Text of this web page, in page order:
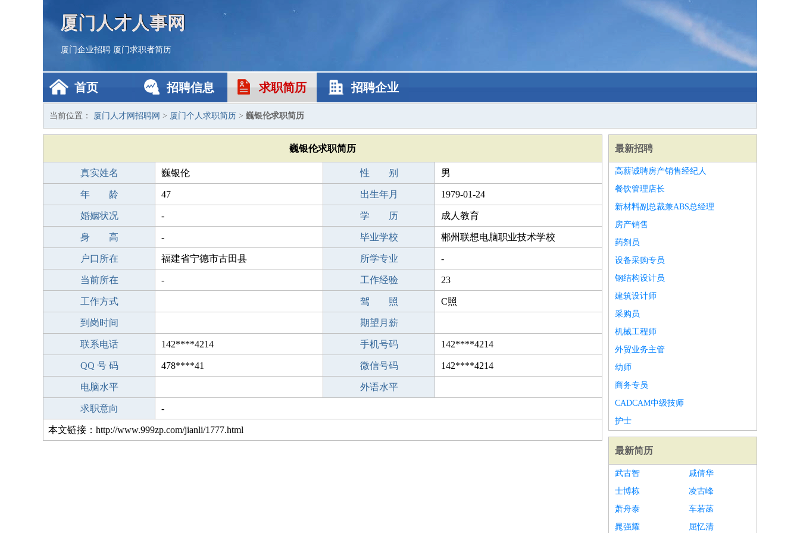
厦门人才人事网
厦门企业招聘 厦门求职者简历
首页 招聘信息 求职简历 招聘企业
当前位置： 厦门人才网招聘网 > 厦门个人求职简历 > 巍银伦求职简历
巍银伦求职简历
真实姓名 巍银伦 性 别 男
年 龄 47 出生年月 1979-01-24
婚姻状况 - 学 历 成人教育
身 高 - 毕业学校 郴州联想电脑职业技术学校
户口所在 福建省宁德市古田县 所学专业 -
当前所在 - 工作经验 23
工作方式 驾 照 C照
到岗时间 期望月薪
联系电话 142****4214 手机号码 142****4214
QQ 号 码 478****41 微信号码 142****4214
电脑水平 外语水平
求职意向 -
本文链接：http://www.999zp.com/jianli/1777.html
最新招聘
高薪诚聘房产销售经纪人
餐饮管理店长
新材料副总裁兼ABS总经理
房产销售
药剂员
设备采购专员
钢结构设计员
建筑设计师
采购员
机械工程师
外贸业务主管
幼师
商务专员
CADCAM中级技师
护士
最新简历
武古智
戚倩华
士博栋
凌古峰
萧舟泰
车若菡
晁强耀
屈忆清